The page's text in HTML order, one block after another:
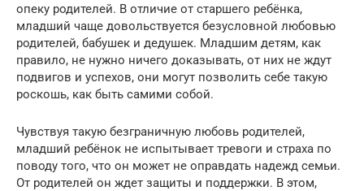
опеку родителей. В отличие от старшего ребёнка,
младший чаще довольствуется безусловной любовью
родителей, бабушек и дедушек. Младшим детям, как
правило, не нужно ничего доказывать, от них не ждут
подвигов и успехов, они могут позволить себе такую
роскошь, как быть самими собой.
Чувствуя такую безграничную любовь родителей,
младший ребёнок не испытывает тревоги и страха по
поводу того, что он может не оправдать надежд семьи.
От родителей он ждет защиты и поддержки. В этом,